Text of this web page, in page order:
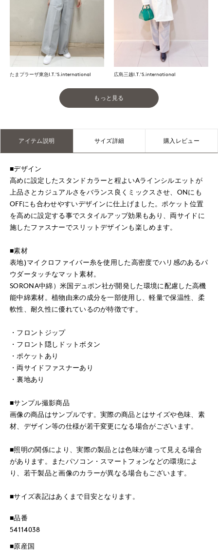
たまプラーザ東急I.T.'S.international 広島三越I.T.'S.international
もっと見る
アイテム説明 サイズ詳細 購入レビュー
■デザイン
高めに設定したスタンドカラーと程よいAラインシルエットが
上品さとカジュアルさをバランス良くミックスさせ、ONにも
OFFにも合わせやすいデザインに仕上げました。ポケット位置
を高めに設定する事でスタイルアップ効果もあり、両サイドに
施したファスナーでスリットデザインも楽しめます。
■素材
表地)マイクロファイバー糸を使用した高密度でハリ感のあるパ
ウダータッチなマット素材。
SORONA中綿）米国デュポン社が開発した環境に配慮した高機
能中綿素材。植物由来の成分を一部使用し、軽量で保温性、柔
軟性、耐久性に優れているのが特徴です。
・フロントジップ
・フロント隠しドットボタン
・ポケットあり
・両サイドファスナーあり
・裏地あり
■サンプル撮影商品
画像の商品はサンプルです。実際の商品とはサイズや色味、素
材、デザイン等の仕様が若干変更になる場合がございます。
■照明の関係により、実際の製品とは色味が違って見える場合
があります。またパソコン・スマートフォンなどの環境によ
り、若干製品と画像のカラーが異なる場合もございます。
■サイズ表記はあくまで目安となります。
■品番
54114038
■原産国